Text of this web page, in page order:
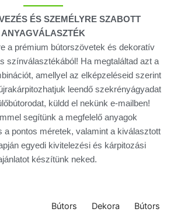
ÉS SZEMÉLYRE SZABOTT
ANYAGVÁLASZTÉK
a prémium bútorszövetek és dekoratív
színválasztékából! Ha megtaláltad azt a
amellyel az elképzeléseid szerint
leendő szekrényágyadat
küldd el nekünk e-mailben!
segítünk a megfelelő anyagok
a pontos méretek, valamint a kiválasztott
egyedi kivitelezési és kárpitozási
készítünk neked.
Bútors
Dekora
Bútors